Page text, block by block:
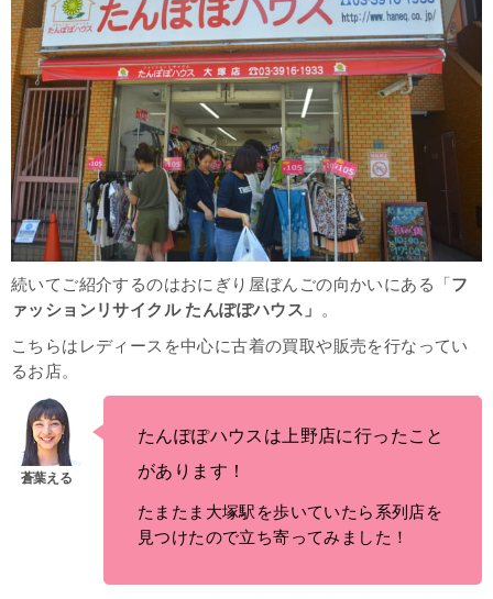
続いてご紹介するのはおにぎり屋ぼんごの向かいにある「 フ
ァッションリサイクル たんぽぽハウス」
。
こちらはレディースを中心に古着の買取や販売を行なってい
るお店。
たんぽぽハウスは上野店に行ったこと
があります！
たまたま大塚駅を歩いていたら系列店を
見つけたので立ち寄ってみました！